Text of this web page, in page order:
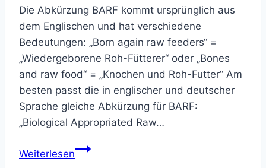
Die Abkürzung BARF kommt ursprünglich aus
dem Englischen und hat verschiedene
Bedeutungen: „Born again raw feeders“ =
„Wiedergeborene Roh-Fütterer“ oder „Bones
and raw food“ = „Knochen und Roh-Futter“ Am
besten passt die in englischer und deutscher
Sprache gleiche Abkürzung für BARF:
„Biological Appropriated Raw…
WeiterlesenWas